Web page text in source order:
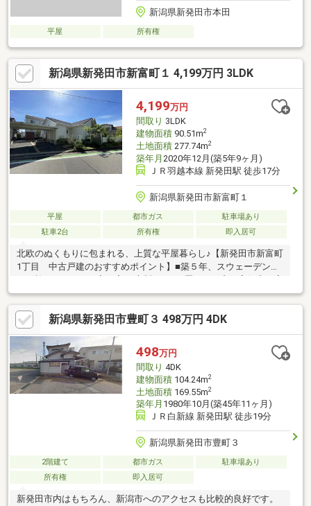
新潟県新発田市本田
平屋 所有権
新潟県新発田市新富町１ 4,199万円 3LDK
4,199万円
間取り 3LDK
建物面積90.51m2
土地面積277.74m2
築年月 2020年12月(築5年9ヶ月)
ＪＲ羽越本線 新発田駅 徒歩17分
新潟県新発田市新富町１
平屋 都市ガス
駐車場あり
駐車2台
所有権 即入居可
北欧のぬくもりに包まれる、上質な平屋暮らし♪【新発田市新富町
1丁目 中古戸建のおすすめポイント】■築５年、スウェーデンハ
ウス施工３LDKの平家住宅♪■木製サッシ3層ガラス窓、高気密・高
断熱住宅◎■洗練された外構デザインと美しい佇まい♪並列2台分
カーポート付き◎■スーパー『ウオロク 緑店』まで徒歩約6分♪ 毎
日のお買い物に便利な嬉しい住環境！【小中学校】外ヶ輪小学校
約1300m本丸中学校 約600m当社ホームページではSUUMOには載
っていない物件資料を確認することができます♪住宅に関すること
なら、「年間取引件数500件以上」の実績があるハーバーエステ
ートになんでもご相談ください。
新潟県新発田市豊町３ 498万円 4DK
498万円
間取り 4DK
建物面積104.24m2
土地面積169.55m2
築年月 1980年10月(築45年11ヶ月)
ＪＲ白新線 新発田駅 徒歩19分
新潟県新発田市豊町３
2階建て 都市ガス
駐車場あり
所有権
即入居可
新発田市内はもちろん、新潟市へのアクセスも比較的良好です。